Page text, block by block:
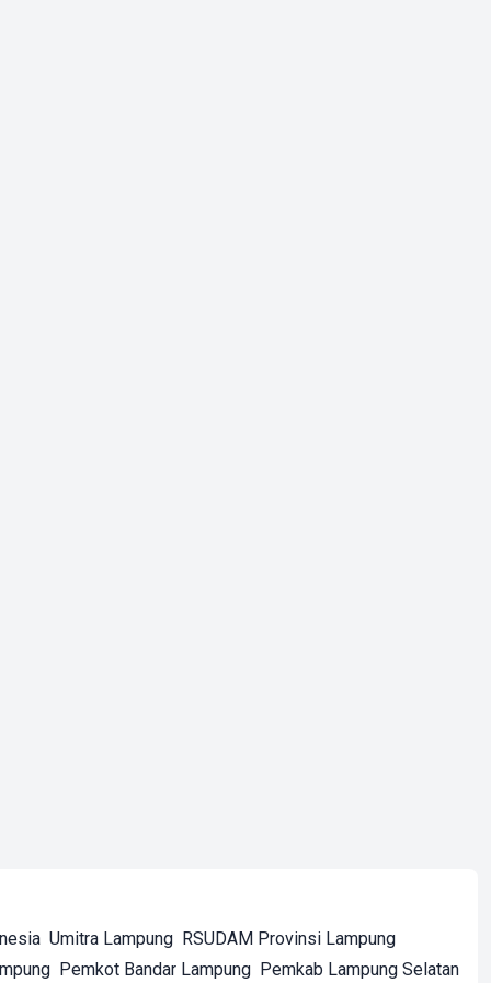
Umitra Lampung RSUDAM Provinsi Lampung
Pemkot Bandar Lampung Pemkab Lampung Selatan